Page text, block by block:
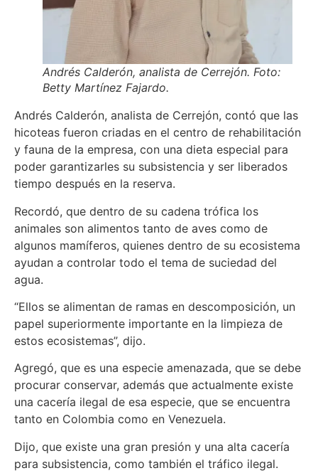
Andrés Calderón, analista de Cerrejón. Foto:
Betty Martínez Fajardo.
Andrés Calderón, analista de Cerrejón, contó que las
hicoteas fueron criadas en el centro de rehabilitación
y fauna de la empresa, con una dieta especial para
poder garantizarles su subsistencia y ser liberados
tiempo después en la reserva.
Recordó, que dentro de su cadena trófica los
animales son alimentos tanto de aves como de
algunos mamíferos, quienes dentro de su ecosistema
ayudan a controlar todo el tema de suciedad del
agua.
“Ellos se alimentan de ramas en descomposición, un
papel superiormente importante en la limpieza de
estos ecosistemas”, dijo.
Agregó, que es una especie amenazada, que se debe
procurar conservar, además que actualmente existe
una cacería ilegal de esa especie, que se encuentra
tanto en Colombia como en Venezuela.
Dijo, que existe una gran presión y una alta cacería
para subsistencia, como también el tráfico ilegal.